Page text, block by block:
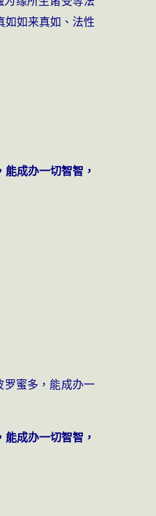
如如来真如、法性
成办一切智智，
罗蜜多，能成办一
成办一切智智，